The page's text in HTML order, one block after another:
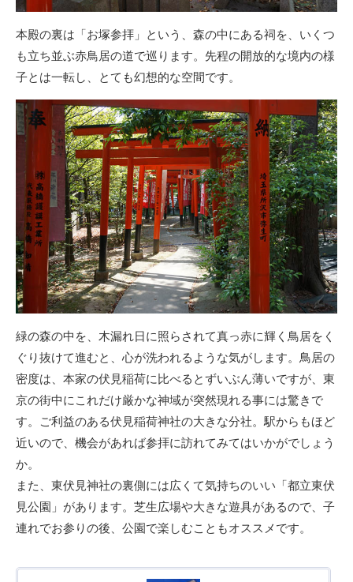
本殿の裏は「お塚参拝」という、森の中にある祠を、いくつ
も立ち並ぶ赤鳥居の道で巡ります。先程の開放的な境内の様
子とは一転し、とても幻想的な空間です。
緑の森の中を、木漏れ日に照らされて真っ赤に輝く鳥居をく
ぐり抜けて進むと、心が洗われるような気がします。鳥居の
密度は、本家の伏見稲荷に比べるとずいぶん薄いですが、東
京の街中にこれだけ厳かな神域が突然現れる事には驚きで
す。ご利益のある伏見稲荷神社の大きな分社。駅からもほど
近いので、機会があれば参拝に訪れてみてはいかがでしょう
か。
また、東伏見神社の裏側には広くて気持ちのいい「都立東伏
見公園」があります。芝生広場や大きな遊具があるので、子
連れでお参りの後、公園で楽しむこともオススメです。